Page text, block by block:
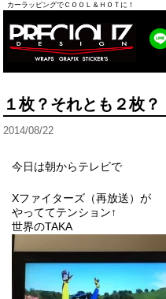
カーラッピングでＣＯＯＬ＆ＨＯＴに！
１枚？それとも２枚？
2014/08/22
今日は朝からテレビで
Xファイターズ（再放送）が
やっててテンション↑
世界のTAKA